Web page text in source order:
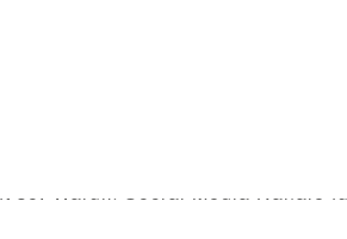
so. Warum Social Media Kanäle